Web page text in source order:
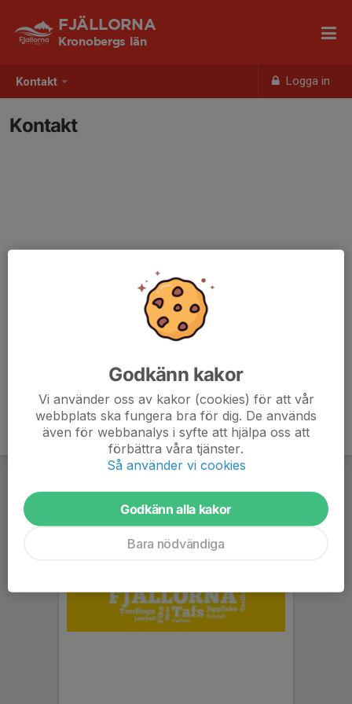
Kontakt Logga in
FJÄLLORNA
Kronobergs län
Kontakt
Godkänn kakor
Vi använder oss av kakor (cookies) för att vår
webbplats ska fungera bra för dig. De används
även för webbanalys i syfte att hjälpa oss att
förbättra våra tjänster.
Så använder vi cookies
Godkänn alla kakor
Bara nödvändiga